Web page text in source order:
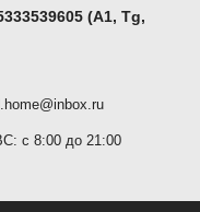
(A1, Tg,
с 8:00 до 21:00